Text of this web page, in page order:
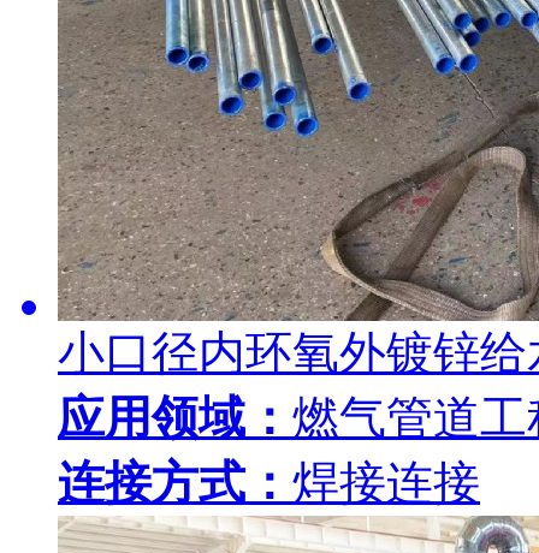
小口径内环氧外镀锌
应用领域： 燃气管道工
连接方式： 焊接连接